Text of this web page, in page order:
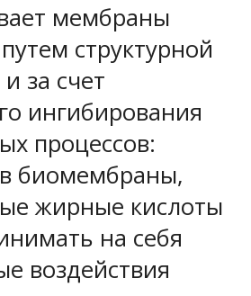
мембраны
структурной
за счет
ингибирования
процессов:
в биомембраны,
жирные кислоты
на себя
воздействия